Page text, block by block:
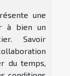
une
à bien un
Savoir
du temps,